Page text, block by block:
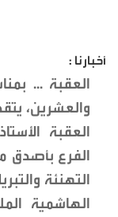
أخبارنا :
العقبة ...
والعشرين،
العقبة
الفرع بأصدق
التهنئة
الهاشمية